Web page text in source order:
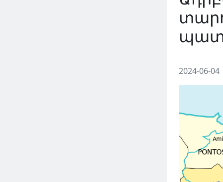
2024-06-04